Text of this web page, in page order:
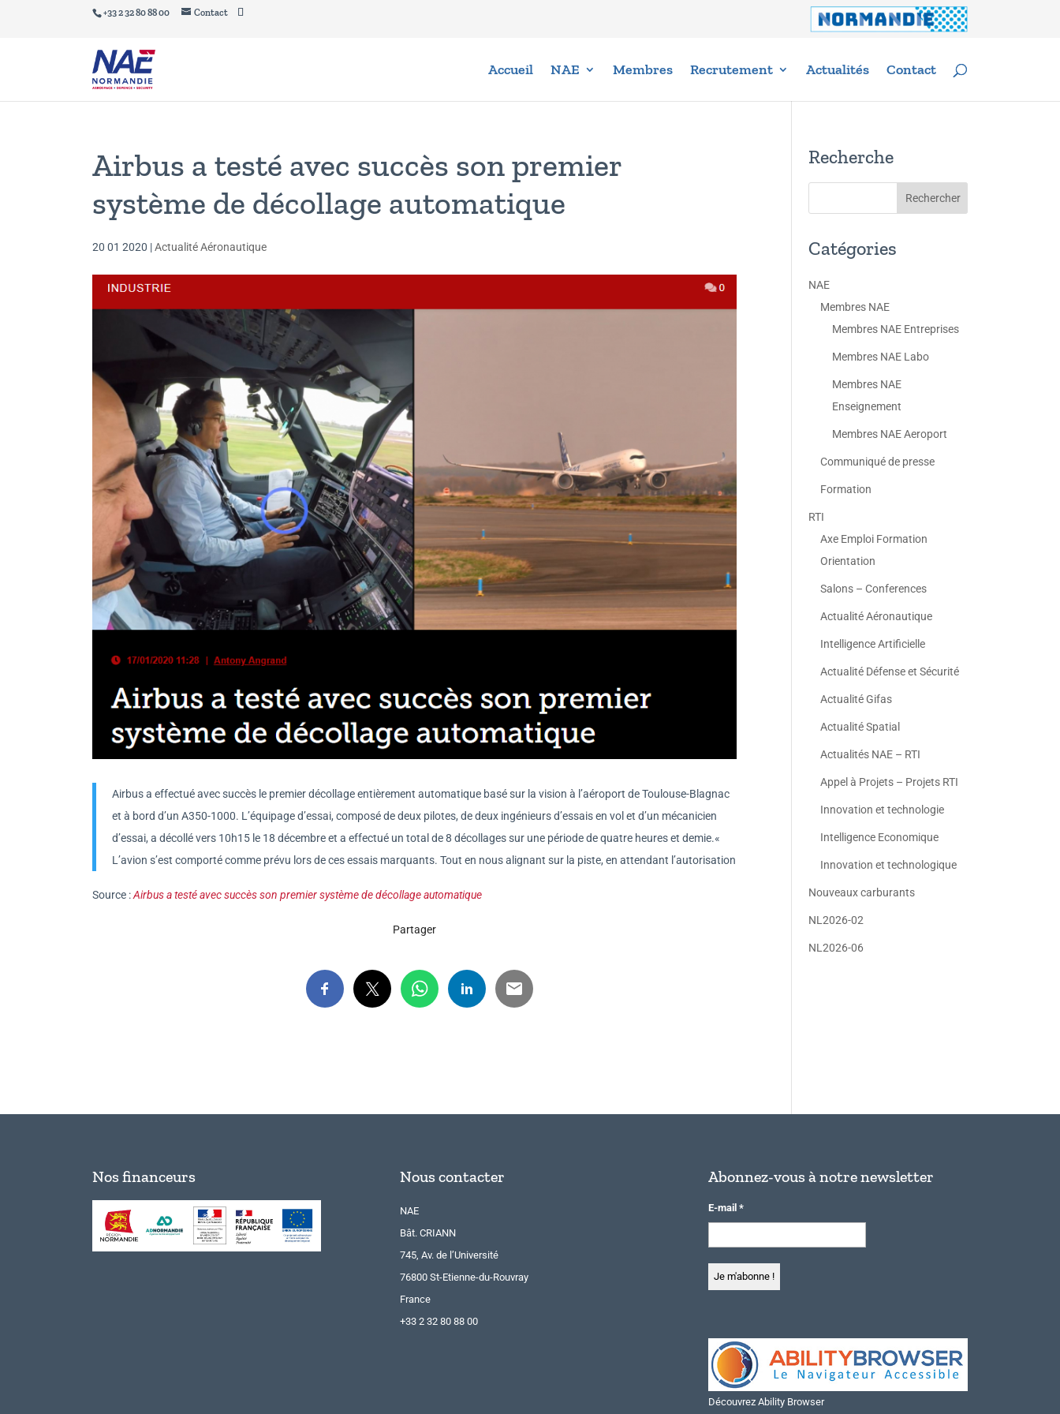
+33 2 32 80 88 00 Contact
Accueil NAE Membres Recrutement Actualités Contact
Airbus a testé avec succès son premier
système de décollage automatique
20 01 2020 |Actualité Aéronautique
Airbus a effectué avec succès le premier décollage entièrement automatique basé sur la vision à l’aéroport de Toulouse-Blagnac
et à bord d’un A350-1000. L’équipage d’essai, composé de deux pilotes, de deux ingénieurs d’essais en vol et d’un mécanicien
d’essai, a décollé vers 10h15 le 18 décembre et a effectué un total de 8 décollages sur une période de quatre heures et demie.«
L’avion s’est comporté comme prévu lors de ces essais marquants. Tout en nous alignant sur la piste, en attendant l’autorisation
Source :Airbus a testé avec succès son premier système de décollage automatique
Partager
Recherche
Catégories
NAE
Membres NAE
Membres NAE Entreprises
Membres NAE Labo
Membres NAE
Enseignement
Membres NAE Aeroport
Communiqué de presse
Formation
RTI
Axe Emploi Formation
Orientation
Salons – Conferences
Actualité Aéronautique
Intelligence Artificielle
Actualité Défense et Sécurité
Actualité Gifas
Actualité Spatial
Actualités NAE – RTI
Appel à Projets – Projets RTI
Innovation et technologie
Intelligence Economique
Innovation et technologique
Nouveaux carburants
NL2026-02
NL2026-06
Nos financeurs Nous contacter
NAE
Bât. CRIANN
745, Av. de l’Université
76800 St-Etienne-du-Rouvray
France
+33 2 32 80 88 00
Abonnez-vous à notre newsletter
E-mail *
Découvrez Ability Browser